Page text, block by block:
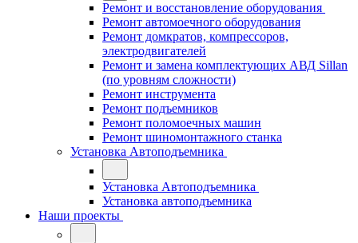
Ремонт и восстановление оборудования
Ремонт автомоечного оборудования
Ремонт домкратов, компрессоров,
электродвигателей
Ремонт и замена комплектующих АВД Sillan
(по уровням сложности)
Ремонт инструмента
Ремонт подъемников
Ремонт поломоечных машин
Ремонт шиномонтажного станка
Установка Автоподъемника
Установка Автоподъемника
Установка автоподъемника
Наши проекты